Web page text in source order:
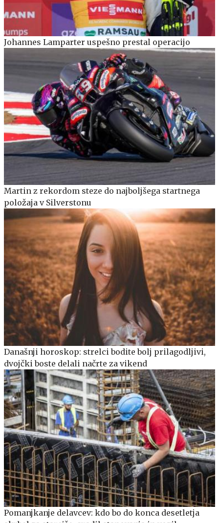
Johannes Lamparter uspešno prestal operacijo
Martin z rekordom steze do najboljšega startnega
položaja v Silverstonu
Današnji horoskop: strelci bodite bolj prilagodljivi,
dvojčki boste delali načrte za vikend
Pomanjkanje delavcev: kdo bo do konca desetletja